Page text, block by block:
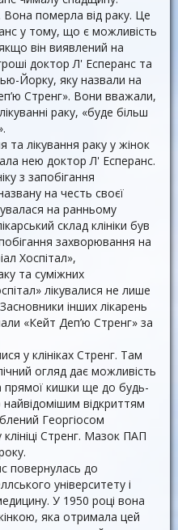
Вона померла від раку. Це
у тому, що є можливість
він виявлений на
доктор Л' Есперанс та
Йорку, яку назвали на
Стренг». Вони вважали,
раку, «буде більш
та лікування раку у жінок
нею доктор Л' Есперанс.
з запобігання
на честь своєї
на ранньому
склад клініки був
захворювання на
Хоспітал»,
та суміжних
лікувалися не лише
інших лікарень
«Кейт Деп’ю Стренг» за
у клініках Стренг. Там
огляд дає можливість
прямої кишки ще до будь-
відкриттям
Георгіосом
Стренг. Мазок ПАП
повернулась до
університету і
У 1950 році вона
яка отримала цей